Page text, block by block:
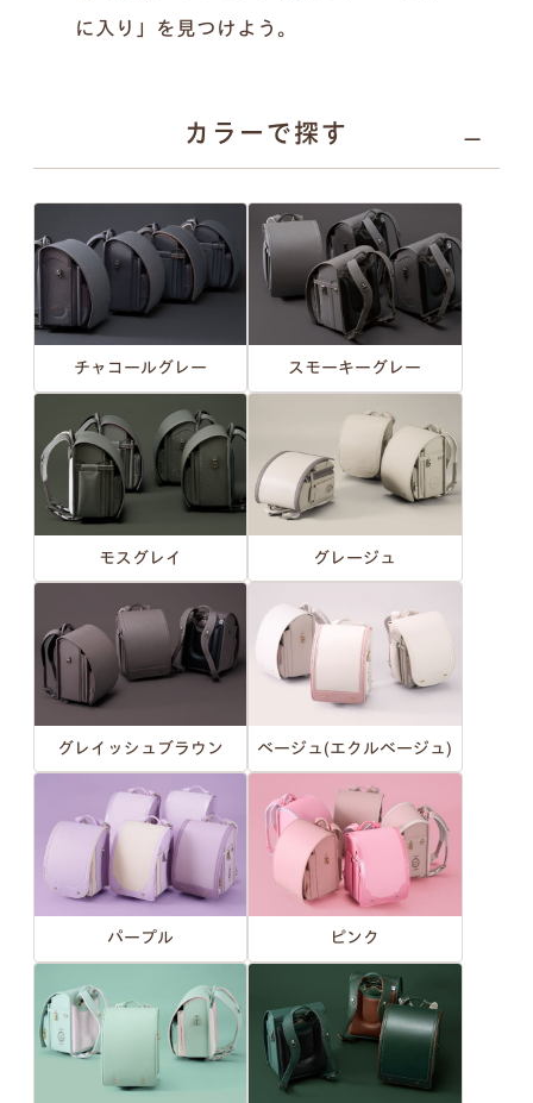
に入り」を見つけよう。
カラーで探す
チャコールグレー スモーキーグレー
モスグレイ グレージュ
グレイッシュブラウン ベージュ(エクルベージュ)
パープル ピンク